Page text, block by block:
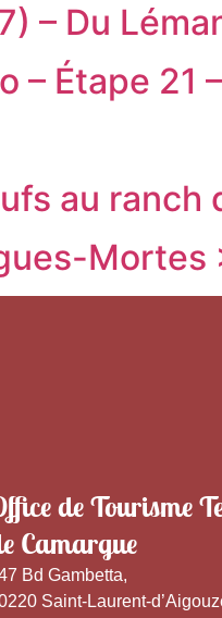
– Du
– Étape
au ranch
Mortes
de Tourisme
Camargue
Bd Gambetta,
Saint-Laurent-